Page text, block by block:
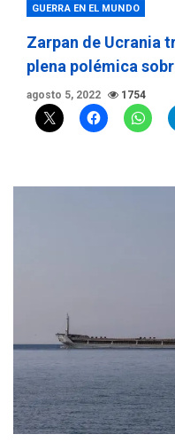
GUERRA EN EL MUNDO
Zarpan de Ucrania
plena polémica
agosto 5, 2022 1754